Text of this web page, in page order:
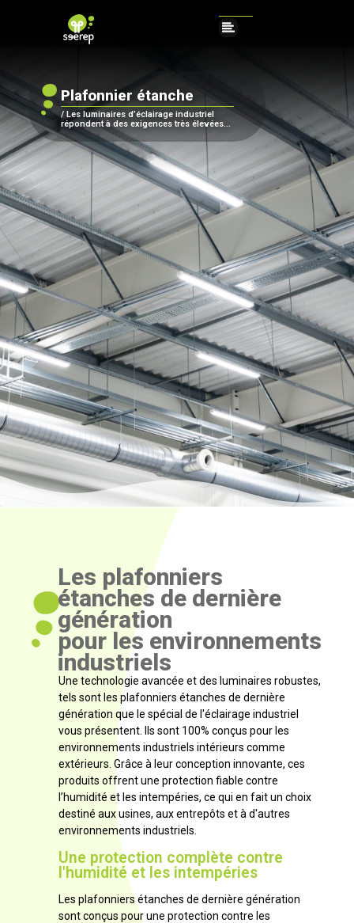
Plafonnier étanche
/ Les luminaires d’éclairage industriel
répondent à des exigences très élevées...
Les plafonniers
étanches de dernière
génération
pour les environnements
industriels
Une technologie avancée et des luminaires robustes,
tels sont les plafonniers étanches de dernière
génération que le spécial de l'éclairage industriel
vous présentent. Ils sont 100% conçus pour les
environnements industriels intérieurs comme
extérieurs. Grâce à leur conception innovante, ces
produits offrent une protection fiable contre
l’humidité et les intempéries, ce qui en fait un choix
destiné aux usines, aux entrepôts et à d'autres
environnements industriels.
Une protection complète contre
l'humidité et les intempéries
Les plafonniers étanches de dernière génération
sont conçus pour une protection contre les